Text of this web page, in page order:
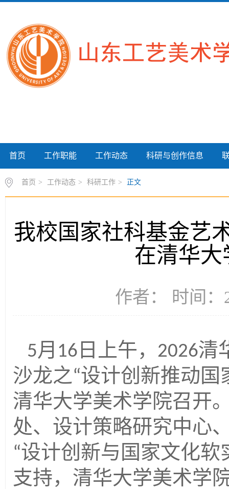
首页 工作职能 工作动态 科研与创作信息
首页 > 工作动态 > 科研工作 > 正文
我校国家社科基金艺
在清华
作者： 时间：
5月 16 日上午， 2026清
沙龙之 “设计创新推动国
清华大学美术学院召开
处、设计策略研究中心
“设计创新与国家文化软
支持，清华大学美术学